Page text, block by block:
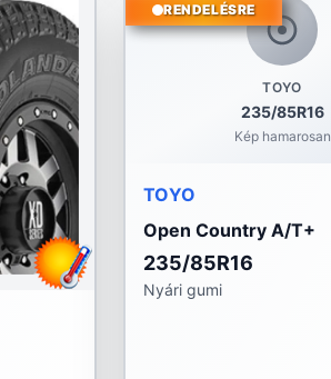
TOYO
235/85R16
Kép hamarosan
RENDELÉSRE
TOYO
Open Country A/T+
235/85R16
Nyári gumi